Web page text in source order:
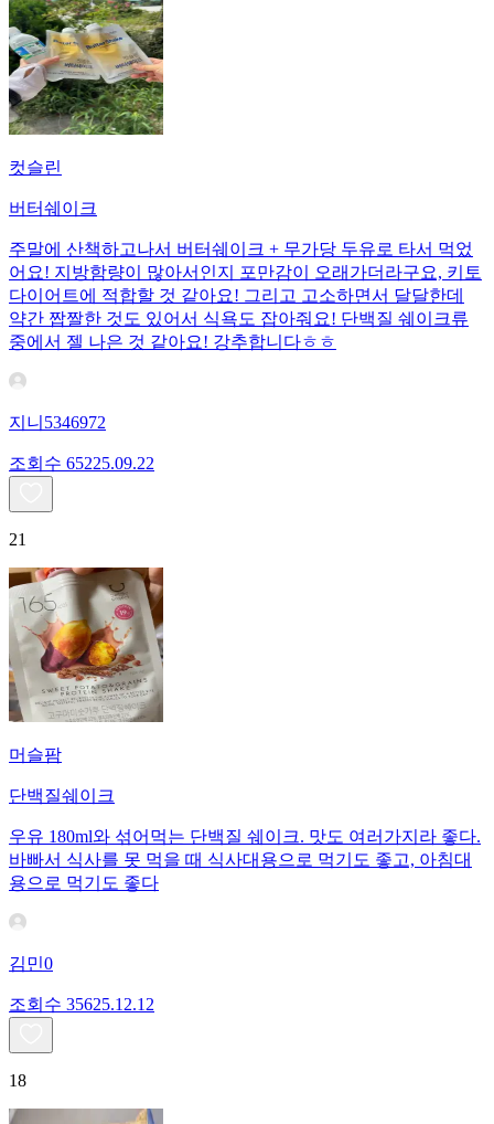
컷슬린
버터쉐이크
주말에 산책하고나서 버터쉐이크 + 무가당 두유로 타서 먹었
어요! 지방함량이 많아서인지 포만감이 오래가더라구요, 키토
다이어트에 적합할 것 같아요! 그리고 고소하면서 달달한데
약간 짭짤한 것도 있어서 식욕도 잡아줘요! 단백질 쉐이크류
중에서 젤 나은 것 같아요! 강추합니다ㅎㅎ
지니5346972
조회수 65225.09.22
21
머슬팜
단백질쉐이크
우유 180ml와 섞어먹는 단백질 쉐이크. 맛도 여러가지라 좋다.
바빠서 식사를 못 먹을 때 식사대용으로 먹기도 좋고, 아침대
용으로 먹기도 좋다
김민0
조회수 35625.12.12
18